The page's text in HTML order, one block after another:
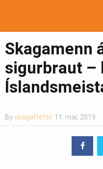
Pistlar
Greinasafn
Skagamenn
sigurbraut –
By skagafrettir 11. maí, 2019